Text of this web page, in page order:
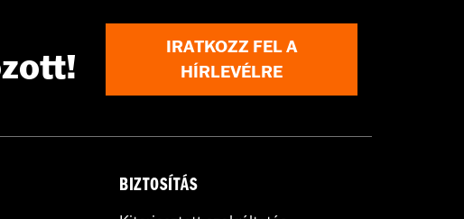
IRATKOZZ FEL A
HÍRLEVÉLRE
BIZTOSÍTÁS